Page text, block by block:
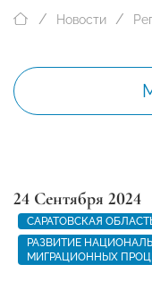
Новости
24 Сентября 2024
САРАТОВСКАЯ
РАЗВИТИЕ
МИГРАЦИОННЫХ